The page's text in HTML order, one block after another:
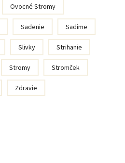
Ovocné Stromy
Sadenie Sadime
Slivky Strihanie
Stromy Stromček
Zdravie